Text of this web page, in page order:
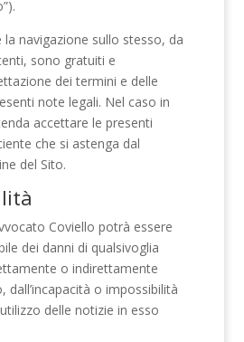
la navigazione sullo stesso, da
sono gratuiti e
dei termini e delle
note legali. Nel caso in
accettare le presenti
che si astenga dal
del Sito.
Coviello potrà essere
dei danni di qualsivoglia
o indirettamente
dall’incapacità o impossibilità
delle notizie in esso